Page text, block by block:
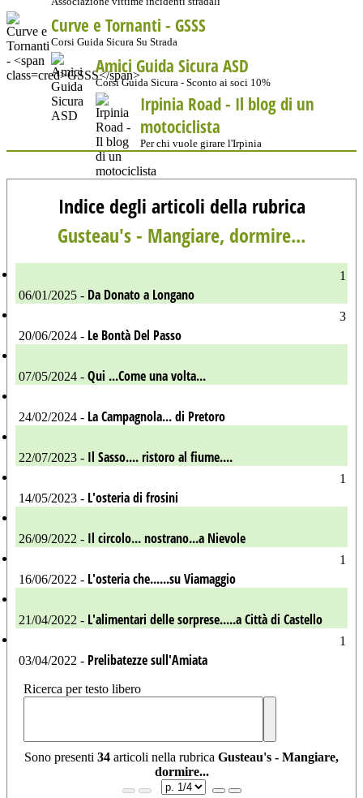
Curve e Tornanti - GSSS
Corsi Guida Sicura Su Strada
Amici Guida Sicura ASD
Corsi Guida Sicura - Sconto ai soci 10%
Irpinia Road - Il blog di un
motociclista
Per chi vuole girare l'Irpinia
Indice degli articoli della rubrica
Gusteau's - Mangiare, dormire...
1
06/01/2025 - Da Donato a Longano
3
20/06/2024 - Le Bontà Del Passo
07/05/2024 - Qui ...Come una volta...
24/02/2024 - La Campagnola... di Pretoro
22/07/2023 - Il Sasso.... ristoro al fiume....
1
14/05/2023 - L'osteria di frosini
26/09/2022 - Il circolo... nostrano...a Nievole
1
16/06/2022 - L'osteria che......su Viamaggio
21/04/2022 - L'alimentari delle sorprese.....a Città di Castello
1
03/04/2022 - Prelibatezze sull'Amiata
Ricerca per testo libero
Sono presenti 34 articoli nella rubrica Gusteau's - Mangiare,
dormire...